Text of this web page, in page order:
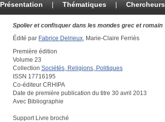
Présentation | Thématiques | Chercheurs
Spolier et confisquer dans les mondes grec et romain
Édité par Fabrice Delrieux, Marie-Claire Ferriès
Première édition
Volume 23
Collection Sociétés, Religions, Politiques
ISSN 17716195
Co-éditeur CRHIPA
Date de première publication du titre 30 avril 2013
Avec Bibliographie
Support Livre broché